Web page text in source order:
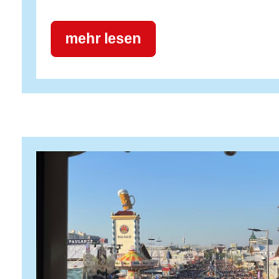
mehr lesen